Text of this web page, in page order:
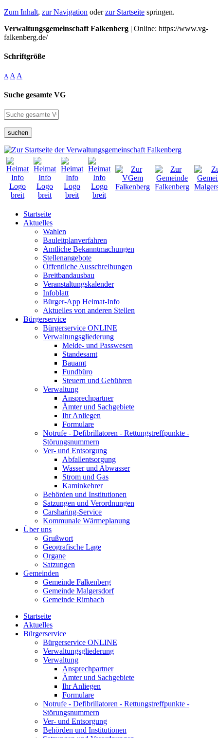
Zum Inhalt, zur Navigation oderzur Startseite springen.
Verwaltungsgemeinschaft Falkenberg | Online: https://www.vg-
falkenberg.de/
Schriftgröße
A A A
Suche gesamte VG
suchen
Startseite
Aktuelles
Wahlen
Bauleitplanverfahren
Amtliche Bekanntmachungen
Stellenangebote
Öffentliche Ausschreibungen
Breitbandausbau
Veranstaltungskalender
Infoblatt
Bürger-App Heimat-Info
Aktuelles von anderen Stellen
Bürgerservice
Bürgerservice ONLINE
Verwaltungsgliederung
Melde- und Passwesen
Standesamt
Bauamt
Fundbüro
Steuern und Gebühren
Verwaltung
Ansprechpartner
Ämter und Sachgebiete
Ihr Anliegen
Formulare
Notrufe - Defibrillatoren - Rettungstreffpunkte -
Störungsnummern
Ver- und Entsorgung
Abfallentsorgung
Wasser und Abwasser
Strom und Gas
Kaminkehrer
Behörden und Institutionen
Satzungen und Verordnungen
Carsharing-Service
Kommunale Wärmeplanung
Über uns
Grußwort
Geografische Lage
Organe
Satzungen
Gemeinden
Gemeinde Falkenberg
Gemeinde Malgersdorf
Gemeinde Rimbach
Startseite
Aktuelles
Bürgerservice
Bürgerservice ONLINE
Verwaltungsgliederung
Verwaltung
Ansprechpartner
Ämter und Sachgebiete
Ihr Anliegen
Formulare
Notrufe - Defibrillatoren - Rettungstreffpunkte -
Störungsnummern
Ver- und Entsorgung
Behörden und Institutionen